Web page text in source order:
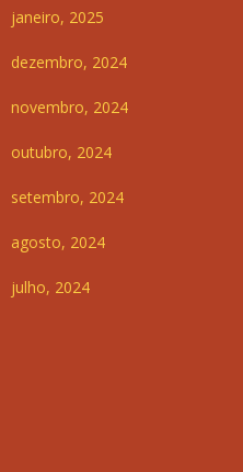
janeiro, 2025
dezembro, 2024
novembro, 2024
outubro, 2024
setembro, 2024
agosto, 2024
julho, 2024